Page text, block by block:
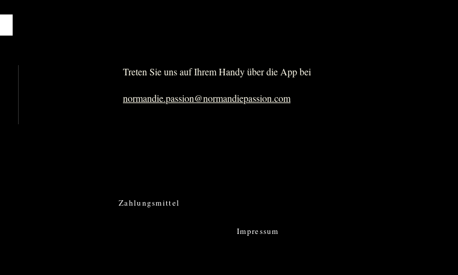
Treten Sie uns auf Ihrem Handy über die App bei
normandie.passion@normandiepassion.com
Zahlungsmittel
Impressum